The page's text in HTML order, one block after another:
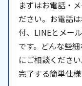
まずはお電話・
ださい。お電話
付、LINEとメー
です。どんな些
にご相談くださ
完了する簡単仕様